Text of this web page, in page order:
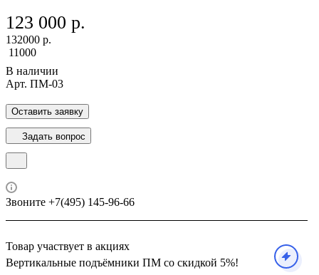
123 000 р.
132000 р.
11000
В наличии
Арт. ПМ-03
Оставить заявку
Задать вопрос
Звоните +7(495) 145-96-66
Товар участвует в акциях
Вертикальные подъёмники ПМ со скидкой 5%!